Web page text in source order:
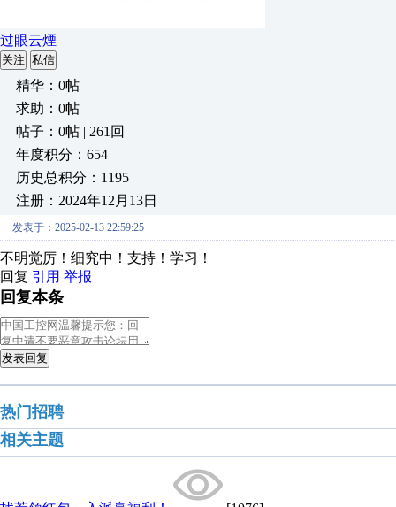
过眼云煙
关注 私信
精华：0帖
求助：0帖
帖子：0帖 | 261回
年度积分：654
历史总积分：1195
注册：2024年12月13日
发表于：2025-02-13 22:59:25
不明觉厉！细究中！支持！学习！
回复 引用 举报
回复本条
发表回复
热门招聘
相关主题